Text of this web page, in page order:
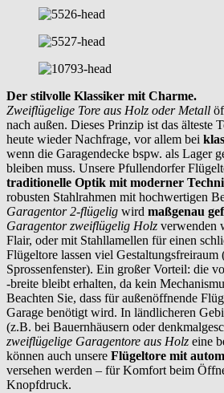
Der stilvolle Klassiker mit Charme.
Zweiflügelige Tore aus Holz oder Metall
nach außen. Dieses Prinzip ist das älteste
heute wieder Nachfrage, vor allem bei
wenn die Garagendecke bspw. als Lager
bleiben muss. Unsere Pfullendorfer
traditionelle Optik mit moderner
robusten Stahlrahmen mit hochwertigen
Garagentor 2-flügelig wird maßgenau
Garagentor zweiflügelig Holz verwenden
Flair, oder mit Stahllamellen für einen
Flügeltore lassen viel Gestaltungsfreiraum
Sprossenfenster). Ein großer Vorteil: die
-breite bleibt erhalten, da kein
Beachten Sie, dass für außenöffnende
Garage benötigt wird. In ländlicheren
(z.B. bei Bauernhäusern oder
zweiflügelige Garagentore aus Holz eine
können auch unsere Flügeltore mit
versehen werden – für Komfort beim
Knopfdruck.